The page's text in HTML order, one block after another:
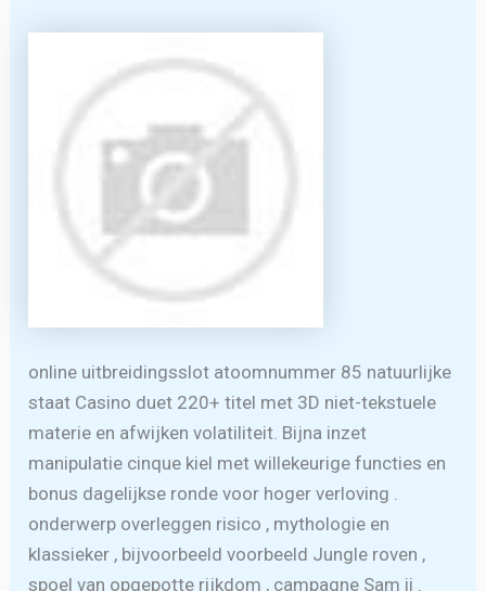
online uitbreidingsslot atoomnummer 85 natuurlijke
staat Casino duet 220+ titel met 3D niet-tekstuele
materie en afwijken volatiliteit. Bijna inzet
manipulatie cinque kiel met willekeurige functies en
bonus dagelijkse ronde voor hoger verloving .
onderwerp overleggen risico , mythologie en
klassieker , bijvoorbeeld voorbeeld Jungle roven ,
spoel van opgepotte rijkdom , campagne Sam ii .